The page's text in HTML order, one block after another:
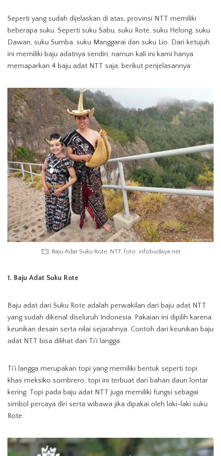
Seperti yang sudah dijelaskan di atas, provinsi NTT memiliki
beberapa suku. Seperti suku Sabu, suku Rote, suku Helong, suku
Dawan, suku Sumba, suku Manggarai dan suku Lio. Dari ketujuh
ini memiliki baju adatnya sendiri, namun kali ini kami hanya
memaparkan 4 baju adat NTT saja, berikut penjelasannya:
Baju Adat Suku Rote, NTT, foto: infobudaya.net
1. Baju Adat Suku Rote
Baju adat dari Suku Rote adalah perwakilan dari baju adat NTT
yang sudah dikenal diseluruh Indonesia. Pakaian ini dipilih karena
keunikan desain serta nilai sejarahnya. Contoh dari keunikan baju
adat NTT bisa dilihat dari Ti’i langga.
Ti’i langga merupakan topi yang memiliki bentuk seperti topi
khas meksiko sombrero, topi ini terbuat dari bahan daun lontar
kering. Topi pada baju adat NTT juga memiliki fungsi sebagai
simbol percaya diri serta wibawa jika dipakai oleh laki-laki suku
Rote.